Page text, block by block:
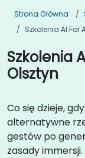
Strona Główna
Szkolenia AI For
Szkolenia
Olsztyn
Co się dzieje,
alternatywne
gestów po
zasady immersji.